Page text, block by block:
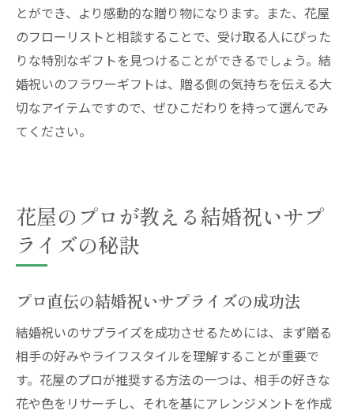
とができ、より感動的な贈り物になります。また、花屋
のフローリストと相談することで、受け取る人にぴった
りな特別なギフトを見つけることができるでしょう。結
婚祝いのフラワーギフトは、贈る側の気持ちを伝える大
切なアイテムですので、ぜひこだわりを持って選んでみ
てください。
花屋のプロが教える結婚祝いサプ
ライズの秘訣
プロ直伝の結婚祝いサプライズの成功法
結婚祝いのサプライズを成功させるためには、まず贈る
相手の好みやライフスタイルを理解することが重要で
す。花屋のプロが推奨する方法の一つは、相手の好きな
花や色をリサーチし、それを基にアレンジメントを作成